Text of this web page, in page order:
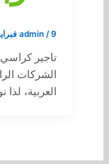
admin /9 فبراير، 2025
تاجير
الشركات
العربية،